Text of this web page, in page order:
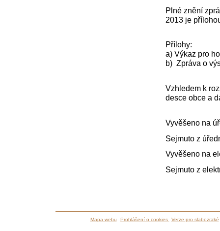
Plné znění
2013 je
Přílohy:
a) Výkaz pro
b) Zpráva o
Vzhledem k
desce obce a
Vyvěšeno na
Sejmuto z
Vyvěšeno na
Sejmuto z
Mapa webu Prohlášení o cookies Verze pro slabozraké